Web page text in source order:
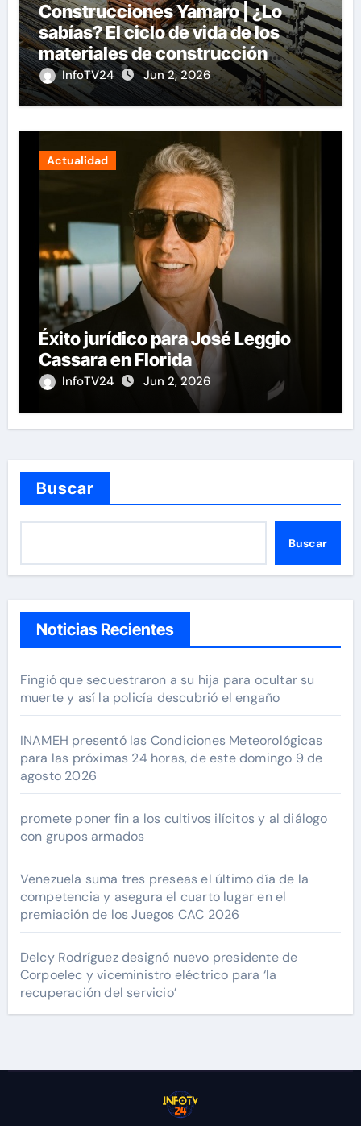
Construcciones Yamaro | ¿Lo
sabías? El ciclo de vida de los
materiales de construcción
revoluciona eficiencia en
proyectos modernos
InfoTV24 Jun 2, 2026
Actualidad
Éxito jurídico para José Leggio
Cassara en Florida
InfoTV24 Jun 2, 2026
Buscar
Buscar
Noticias Recientes
Fingió que secuestraron a su hija para ocultar su
muerte y así la policía descubrió el engaño
INAMEH presentó las Condiciones Meteorológicas
para las próximas 24 horas, de este domingo 9 de
agosto 2026
promete poner fin a los cultivos ilícitos y al diálogo
con grupos armados
Venezuela suma tres preseas el último día de la
competencia y asegura el cuarto lugar en el
premiación de los Juegos CAC 2026
Delcy Rodríguez designó nuevo presidente de
Corpoelec y viceministro eléctrico para ‘la
recuperación del servicio’